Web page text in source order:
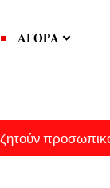
ΑΓΟΡΑ